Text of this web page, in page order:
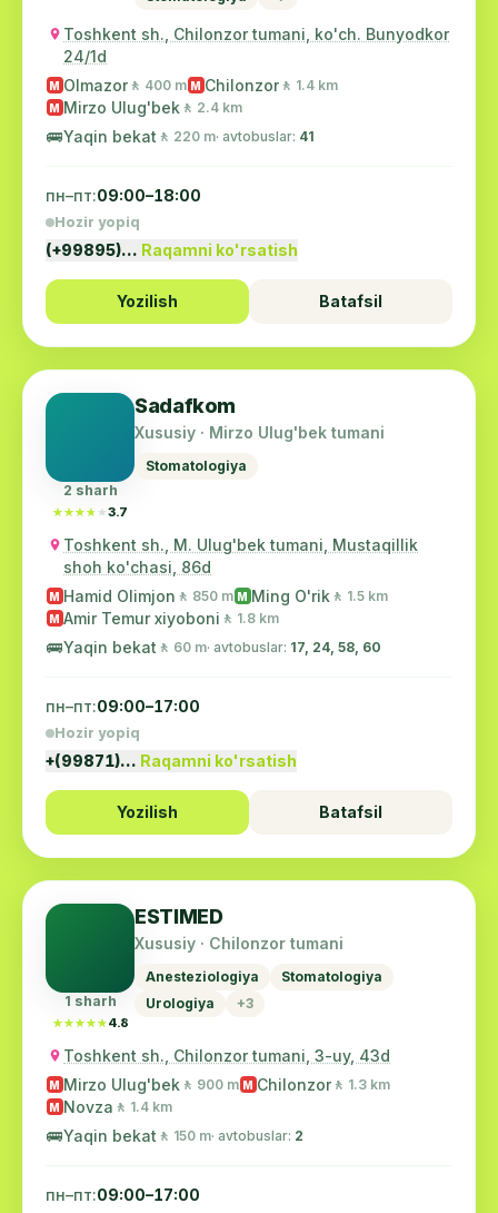
Toshkent sh., Chilonzor tumani, ko'ch. Bunyodkor
24/1d
M Olmazor 🚶 400 m M Chilonzor 🚶 1.4 km
M Mirzo Ulug'bek 🚶 2.4 km
🚌Yaqin bekat 🚶 220 m· avtobuslar: 41
пн–пт:09:00–18:00
Hozir yopiq
(+99895)… Raqamni ko'rsatish
Yozilish Batafsil
2 sharh
★★★★★
★★★★★3.7
Sadafkom
Xususiy · Mirzo Ulug'bek tumani
Stomatologiya
Toshkent sh., M. Ulug'bek tumani, Mustaqillik
shoh ko'chasi, 86d
M Hamid Olimjon 🚶 850 m M Ming O'rik 🚶 1.5 km
M Amir Temur xiyoboni 🚶 1.8 km
🚌Yaqin bekat 🚶 60 m· avtobuslar: 17, 24, 58, 60
пн–пт:09:00–17:00
Hozir yopiq
+(99871)… Raqamni ko'rsatish
Yozilish Batafsil
1 sharh
★★★★★
★★★★★ 4.8
ESTIMED
Xususiy · Chilonzor tumani
Anesteziologiya
Stomatologiya
Urologiya
+3
Toshkent sh., Chilonzor tumani, 3-uy, 43d
M Mirzo Ulug'bek 🚶 900 m M Chilonzor 🚶 1.3 km
M Novza 🚶 1.4 km
🚌Yaqin bekat 🚶 150 m· avtobuslar: 2
пн–пт:09:00–17:00